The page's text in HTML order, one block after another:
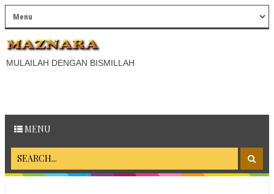
MULAILAH DENGAN BISMILLAH
MENU